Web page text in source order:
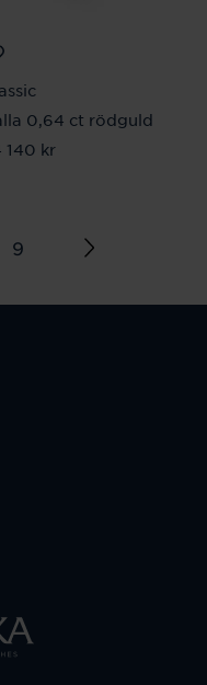
0,64 ct rödguld
:34 140 kr
140 kr
9